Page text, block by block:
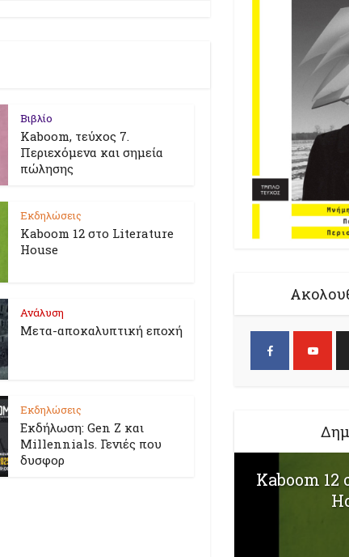
Βιβλίο
Kaboom, τεύχος 7.
Περιεχόμενα και σημεία
πώλησης
Εκδηλώσεις
Kaboom 12 στο Literature
House
Ανάλυση
Μετα-αποκαλυπτική εποχή
Εκδηλώσεις
Εκδήλωση: Gen Z και
Millennials. Γενιές που
δυσφορ
Kaboom